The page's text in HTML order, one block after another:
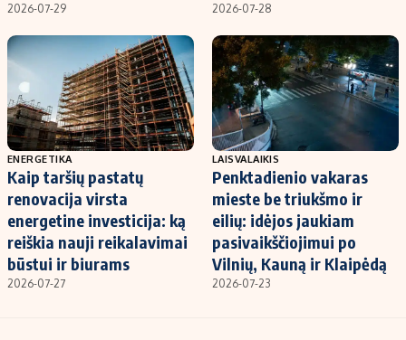
2026-07-29 2026-07-28
ENERGETIKA
Kaip taršių pastatų
renovacija virsta
energetine investicija: ką
reiškia nauji reikalavimai
būstui ir biurams
2026-07-27
LAISVALAIKIS
Penktadienio vakaras
mieste be triukšmo ir
eilių: idėjos jaukiam
pasivaikščiojimui po
Vilnių, Kauną ir Klaipėdą
2026-07-23